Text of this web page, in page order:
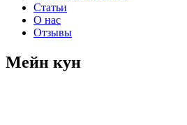
Статьи
О нас
Отзывы
Мейн кун